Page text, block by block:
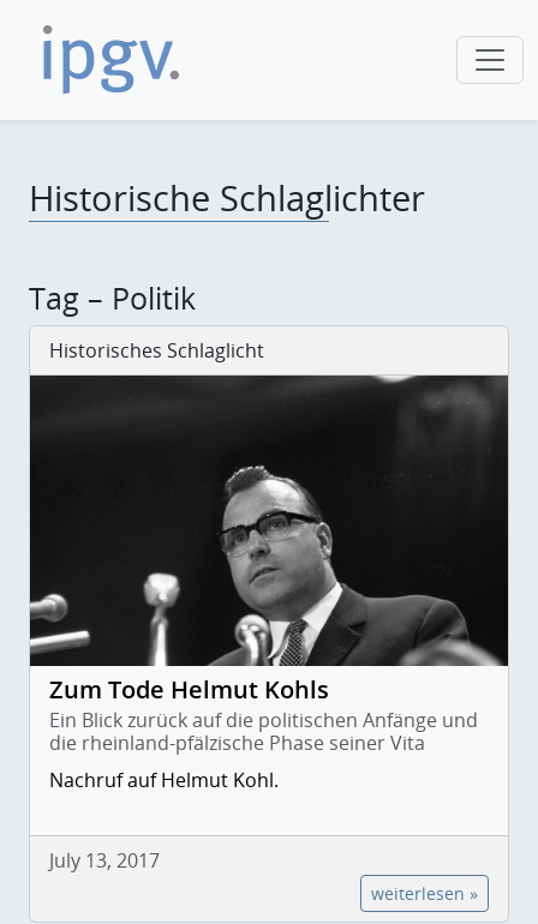
Historische Schlaglichter
Tag – Politik
Historisches Schlaglicht
Zum Tode Helmut Kohls
Ein Blick zurück auf die politischen Anfänge und
die rheinland-pfälzische Phase seiner Vita
Nachruf auf Helmut Kohl.
July 13, 2017
weiterlesen »